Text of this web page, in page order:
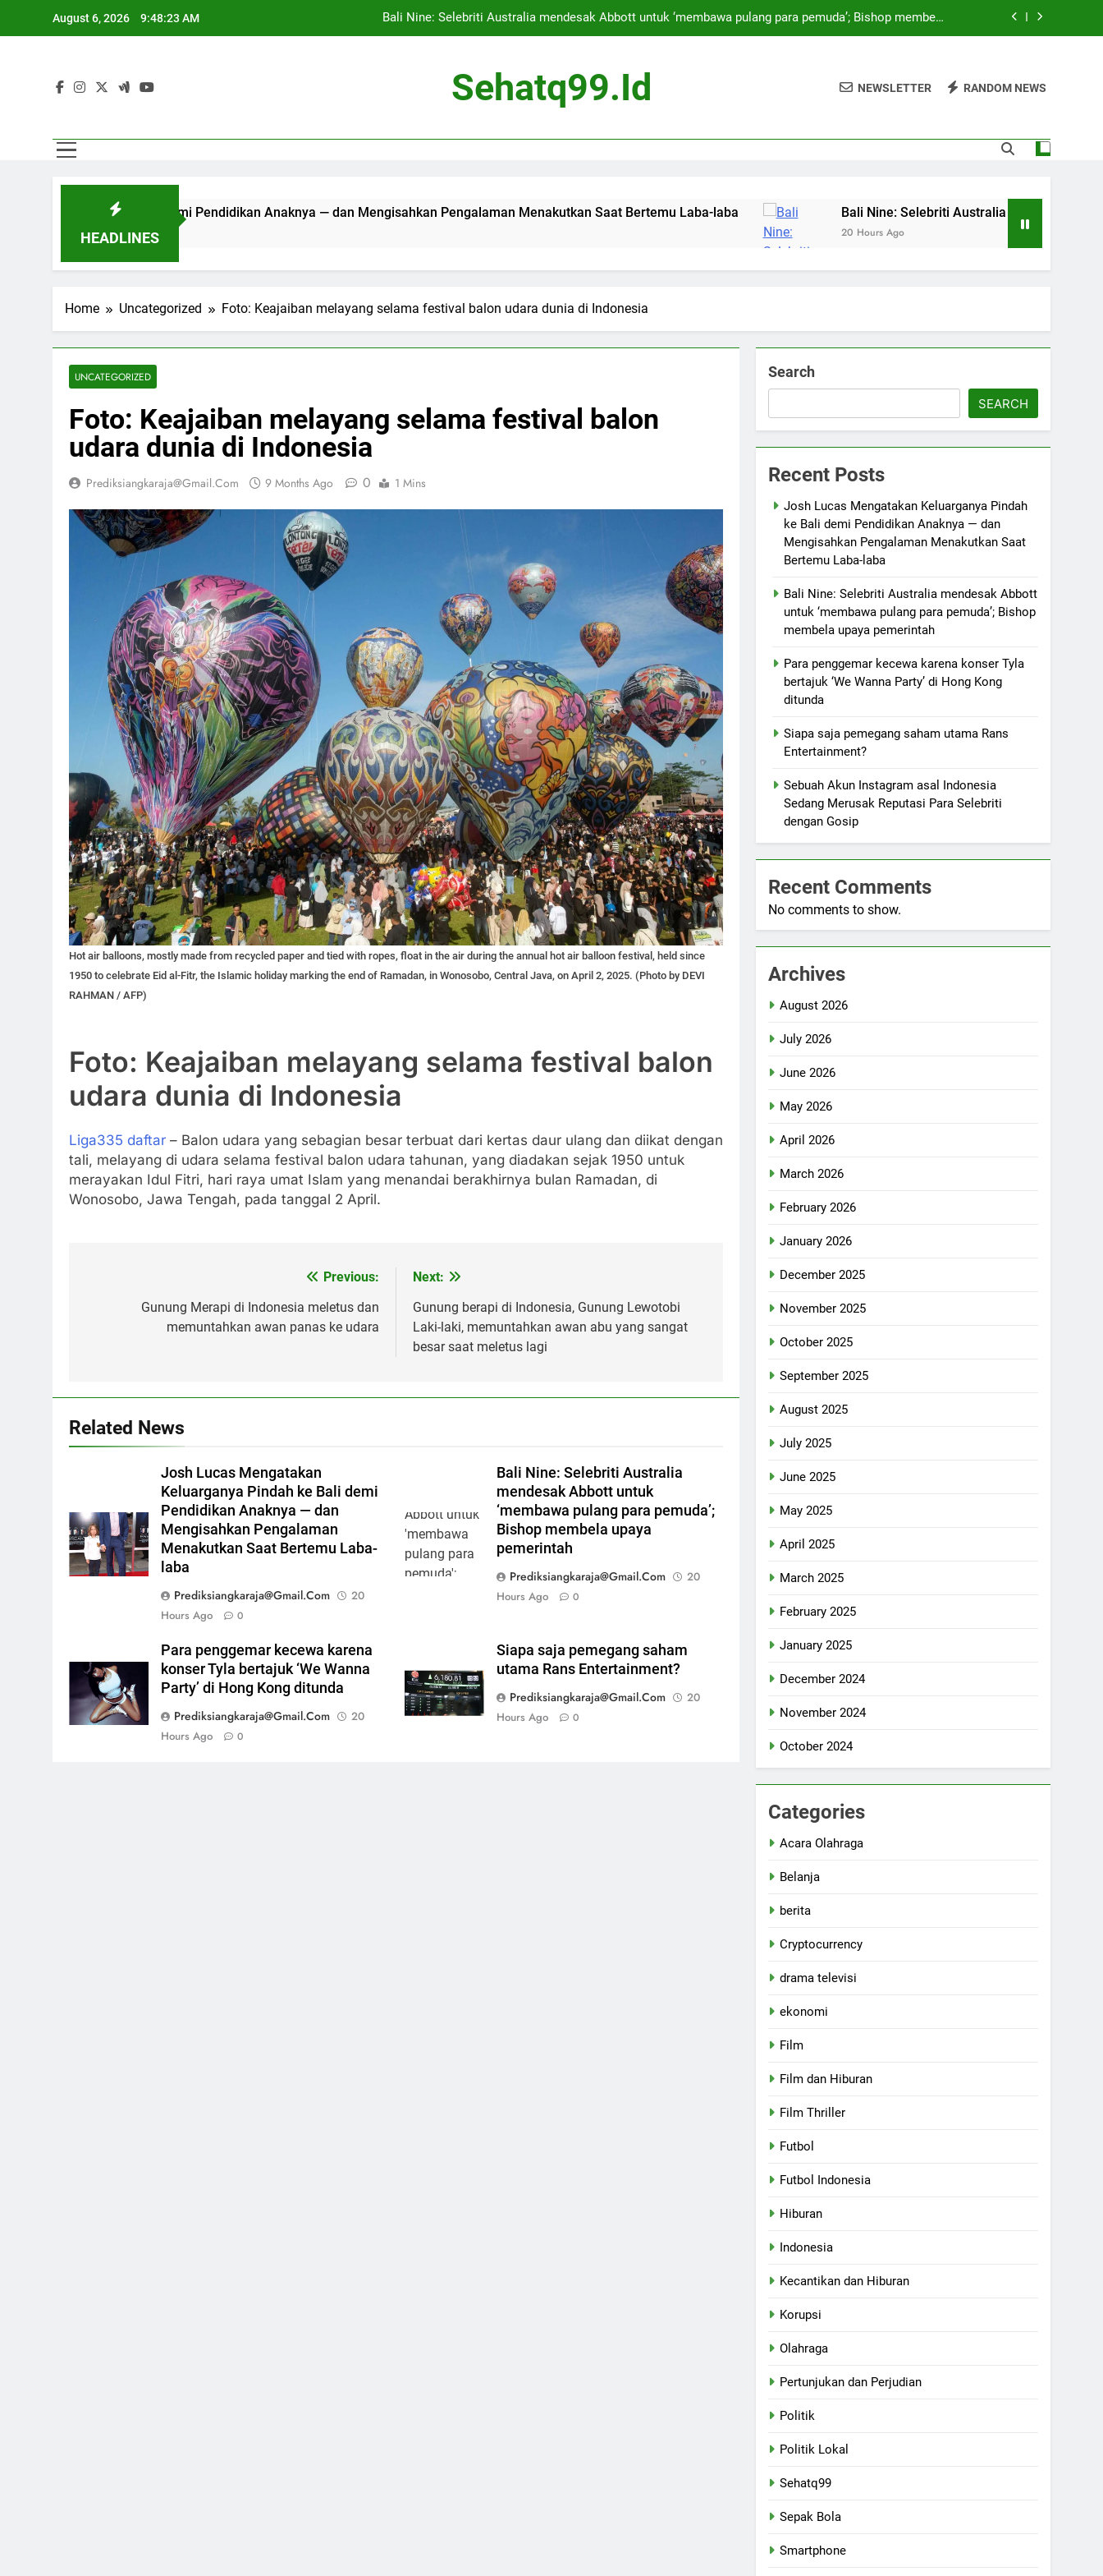
August 6, 2026 9:48:23 AM
Bali Nine: Selebriti Australia mendesak Abbott untuk ‘membawa pulang para pemuda’; Bishop membela
Siapa saja pemegang saham utama Rans Entertainment?
Pengalaman Menakutkan Saat Bertemu Laba-laba
Siapa saja pemegang saham utama Rans Entertainment?
Sehatq99.id NEWSLETTER RANDOM NEWS
HEADLINES
ke Bali demi Pendidikan Anaknya — dan Mengisahkan Pengalaman Menakutkan Saat Bertemu Laba-laba Bali Nine: Selebriti Australia mendesak Abbott untuk
20 Hours Ago
Home Uncategorized Foto: Keajaiban melayang selama festival balon udara dunia di Indonesia
UNCATEGORIZED
Foto: Keajaiban melayang selama festival balon
udara dunia di Indonesia
Prediksiangkaraja@gmail.com 9 Months Ago 0 1 Mins
Hot air balloons, mostly made from recycled paper and tied with ropes, float in the air during the annual hot air balloon festival, held since
1950 to celebrate Eid al-Fitr, the Islamic holiday marking the end of Ramadan, in Wonosobo, Central Java, on April 2, 2025. (Photo by DEVI
RAHMAN / AFP)
Foto: Keajaiban melayang selama festival balon
udara dunia di Indonesia
Liga335 daftar – Balon udara yang sebagian besar terbuat dari kertas daur ulang dan diikat dengan
tali, melayang di udara selama festival balon udara tahunan, yang diadakan sejak 1950 untuk
merayakan Idul Fitri, hari raya umat Islam yang menandai berakhirnya bulan Ramadan, di
Wonosobo, Jawa Tengah, pada tanggal 2 April.
navigation
Previous:
Gunung Merapi di Indonesia meletus dan
memuntahkan awan panas ke udara
Next:
Gunung berapi di Indonesia, Gunung Lewotobi
Laki-laki, memuntahkan awan abu yang sangat
besar saat meletus lagi
Related News
Josh Lucas Mengatakan
Keluarganya Pindah ke Bali demi
Pendidikan Anaknya — dan
Mengisahkan Pengalaman
Menakutkan Saat Bertemu Laba-
laba
Prediksiangkaraja@gmail.com
20
Hours Ago
0
Bali Nine: Selebriti Australia
mendesak Abbott untuk
‘membawa pulang para pemuda’;
Bishop membela upaya
pemerintah
Prediksiangkaraja@gmail.com
20
Hours Ago
0
Para penggemar kecewa karena
konser Tyla bertajuk ‘We Wanna
Party’ di Hong Kong ditunda
Prediksiangkaraja@gmail.com
20
Hours Ago
0
Siapa saja pemegang saham
utama Rans Entertainment?
Prediksiangkaraja@gmail.com
20
Hours Ago
0
Search
SEARCH
Recent Posts
Josh Lucas Mengatakan Keluarganya Pindah
ke Bali demi Pendidikan Anaknya — dan
Mengisahkan Pengalaman Menakutkan Saat
Bertemu Laba-laba
Bali Nine: Selebriti Australia mendesak Abbott
untuk ‘membawa pulang para pemuda’; Bishop
membela upaya pemerintah
Para penggemar kecewa karena konser Tyla
bertajuk ‘We Wanna Party’ di Hong Kong
ditunda
Siapa saja pemegang saham utama Rans
Entertainment?
Sebuah Akun Instagram asal Indonesia
Sedang Merusak Reputasi Para Selebriti
dengan Gosip
Recent Comments
No comments to show.
Archives
August 2026
July 2026
June 2026
May 2026
April 2026
March 2026
February 2026
January 2026
December 2025
November 2025
October 2025
September 2025
August 2025
July 2025
June 2025
May 2025
April 2025
March 2025
February 2025
January 2025
December 2024
November 2024
October 2024
Categories
Acara Olahraga
Belanja
berita
Cryptocurrency
drama televisi
ekonomi
Film
Film dan Hiburan
Film Thriller
Futbol
Futbol Indonesia
Hiburan
Indonesia
Kecantikan dan Hiburan
Korupsi
Olahraga
Pertunjukan dan Perjudian
Politik
Politik Lokal
Sehatq99
Sepak Bola
Smartphone